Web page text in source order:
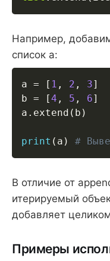
Например,
список a:
a = [ 1 , 2 , 3]
b = [4 , 5 , 6]
a . extend ( b )
print ( a ) #
В отличие от
итерируемый
добавляет
Примеры